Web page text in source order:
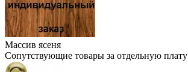
Массив ясеня
Сопутствующие товары за отдельную плату